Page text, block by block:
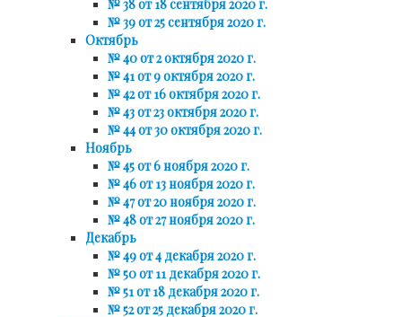
№ 38 от 18 сентября 2020 г.
№ 39 от 25 сентября 2020 г.
Октябрь
№ 40 от 2 октября 2020 г.
№ 41 от 9 октября 2020 г.
№ 42 от 16 октября 2020 г.
№ 43 от 23 октября 2020 г.
№ 44 от 30 октября 2020 г.
Ноябрь
№ 45 от 6 ноября 2020 г.
№ 46 от 13 ноября 2020 г.
№ 47 от 20 ноября 2020 г.
№ 48 от 27 ноября 2020 г.
Декабрь
№ 49 от 4 декабря 2020 г.
№ 50 от 11 декабря 2020 г.
№ 51 от 18 декабря 2020 г.
№ 52 от 25 декабря 2020 г.